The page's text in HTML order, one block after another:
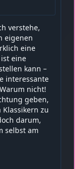
verstehe,
eigenen
eine
eine
kann –
interessante
nicht!
geben,
zu
darum,
selbst am